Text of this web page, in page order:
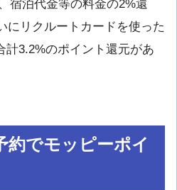
宿泊代金等の料金の2%還
にリクルートカードを使った
計3.2%のポイント還元があ
約でモッピーポイ